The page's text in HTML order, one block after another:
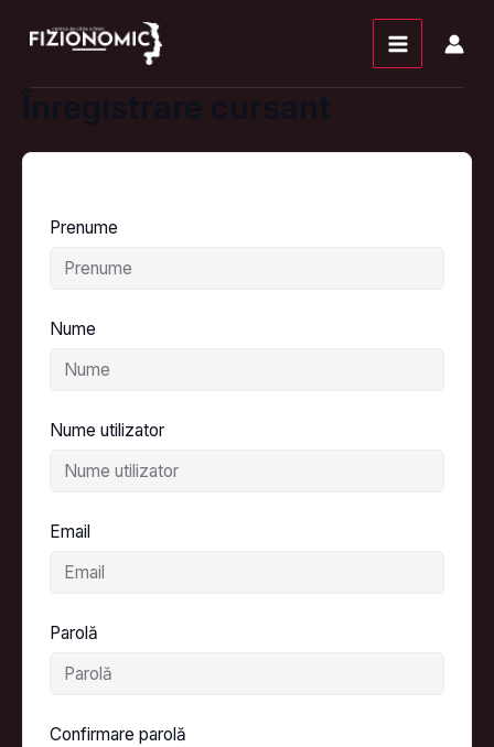
Înregistrare cursant
Prenume
Nume
Nume utilizator
Email
Parolă
Confirmare parolă